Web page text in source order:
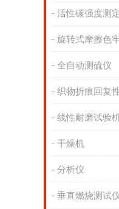
活性碳强度测
旋转式摩擦色
全自动测硫仪
织物折痕回复
线性耐磨试验
干燥机
分析仪
垂直燃烧测试